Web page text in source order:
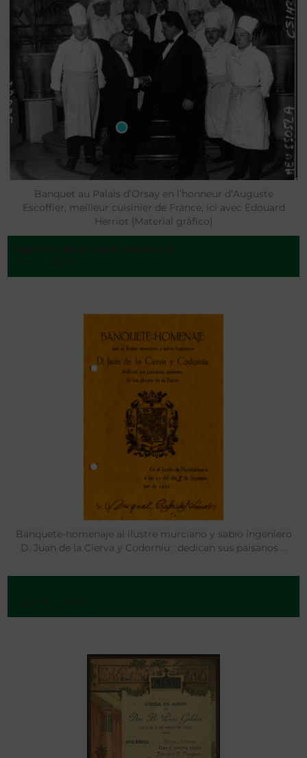
Banquet au Palais d’Orsay en l’honneur d’Auguste
Escoffier, meilleur cuisinier de France, ici avec Edouard
Herriot [Material gráfico]
Banquete-homenaje al ilustre murciano y sabio ingeniero
D. Juan de la Cierva y Codorníu : dedican sus paisanos …